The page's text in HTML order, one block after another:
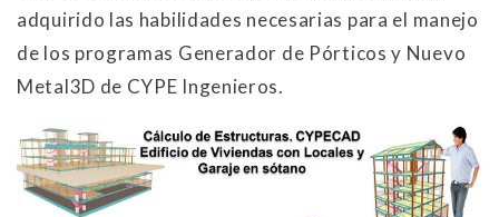
adquirido las habilidades necesarias para el manejo
de los programas Generador de Pórticos y Nuevo
Metal3D de CYPE Ingenieros.